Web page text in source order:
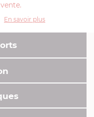
En savoir plus